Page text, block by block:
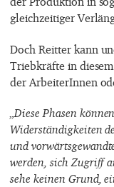
gleichzeitiger
Doch Reitter kann
Triebkräfte in
der ArbeiterInnen
„Diese Phasen
Widerständigkeiten
und
werden, sich Zugriff
sehe keinen Grund,